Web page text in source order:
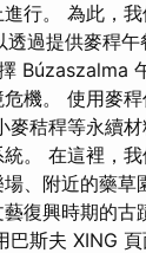
行。 為此，
過提供麥稈
Búzaszalma
機。 使用麥
秸稈等永續
。 在這裡，
、附近的藥草
復興時期的
斯夫 XING